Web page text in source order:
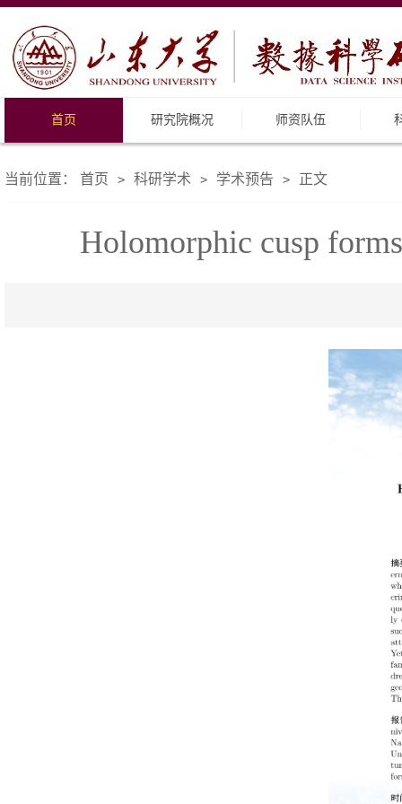
首页 研究院概况 师资队伍
当前位置： 首页 > 科研学术 > 学术预告 > 正文
Holomorphic cusp